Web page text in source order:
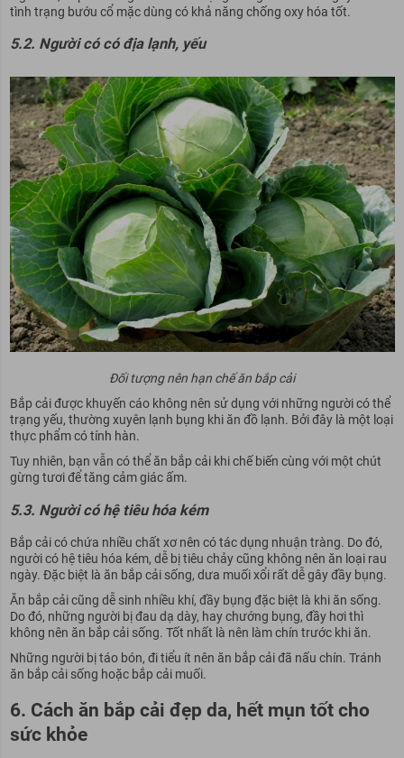
tình trạng bướu cổ mặc dùng có khả năng chống oxy hóa tốt.
5.2. Người có có địa lạnh, yếu
Đối tượng nên hạn chế ăn bắp cải
Bắp cải được khuyến cáo không nên sử dụng với những người có thể
trạng yếu, thường xuyên lạnh bụng khi ăn đồ lạnh. Bởi đây là một loại
thực phẩm có tính hàn.
Tuy nhiên, bạn vẫn có thể ăn bắp cải khi chế biến cùng với một chút
gừng tươi để tăng cảm giác ấm.
5.3. Người có hệ tiêu hóa kém
Bắp cải có chứa nhiều chất xơ nên có tác dụng nhuận tràng. Do đó,
người có hệ tiêu hóa kém, dễ bị tiêu chảy cũng không nên ăn loại rau
ngày. Đặc biệt là ăn bắp cải sống, dưa muối xổi rất dễ gây đầy bụng.
Ăn bắp cải cũng dễ sinh nhiều khí, đầy bụng đặc biệt là khi ăn sống.
Do đó, những người bị đau dạ dày, hay chướng bụng, đầy hơi thì
không nên ăn bắp cải sống. Tốt nhất là nên làm chín trước khi ăn.
Những người bị táo bón, đi tiểu ít nên ăn bắp cải đã nấu chín. Tránh
ăn bắp cải sống hoặc bắp cải muối.
6. Cách ăn bắp cải đẹp da, hết mụn tốt cho
sức khỏe